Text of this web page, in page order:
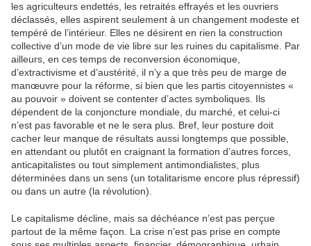
les agriculteurs endettés, les retraités effrayés et les ouvriers
déclassés, elles aspirent seulement à un changement modeste et
tempéré de l’intérieur. Elles ne désirent en rien la construction
collective d’un mode de vie libre sur les ruines du capitalisme. Par
ailleurs, en ces temps de reconversion économique,
d’extractivisme et d’austérité, il n’y a que très peu de marge de
manœuvre pour la réforme, si bien que les partis citoyennistes «
au pouvoir » doivent se contenter d’actes symboliques. Ils
dépendent de la conjoncture mondiale, du marché, et celui-ci
n’est pas favorable et ne le sera plus. Bref, leur posture doit
cacher leur manque de résultats aussi longtemps que possible,
en attendant ou plutôt en craignant la formation d’autres forces,
anticapitalistes ou tout simplement antimondialistes, plus
déterminées dans un sens (un totalitarisme encore plus répressif)
ou dans un autre (la révolution).
Le capitalisme décline, mais sa déchéance n’est pas perçue
partout de la même façon. La crise n’est pas prise en compte